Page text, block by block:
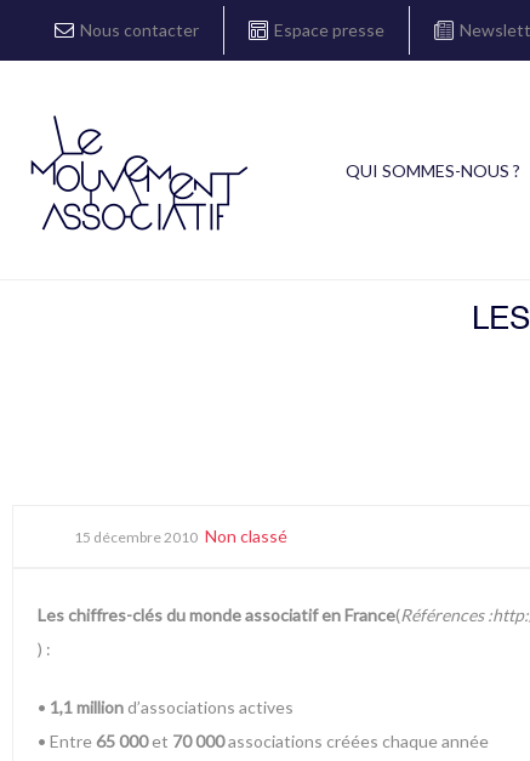
Nous contacter Espace presse
QUI SOMMES-NOUS ?
15 décembre 2010 Non classé
Les chiffres-clés du monde associatif en France(Références
) :
• 1,1 milliond’associations actives
• Entre65 000et 70 000associations créées chaque année